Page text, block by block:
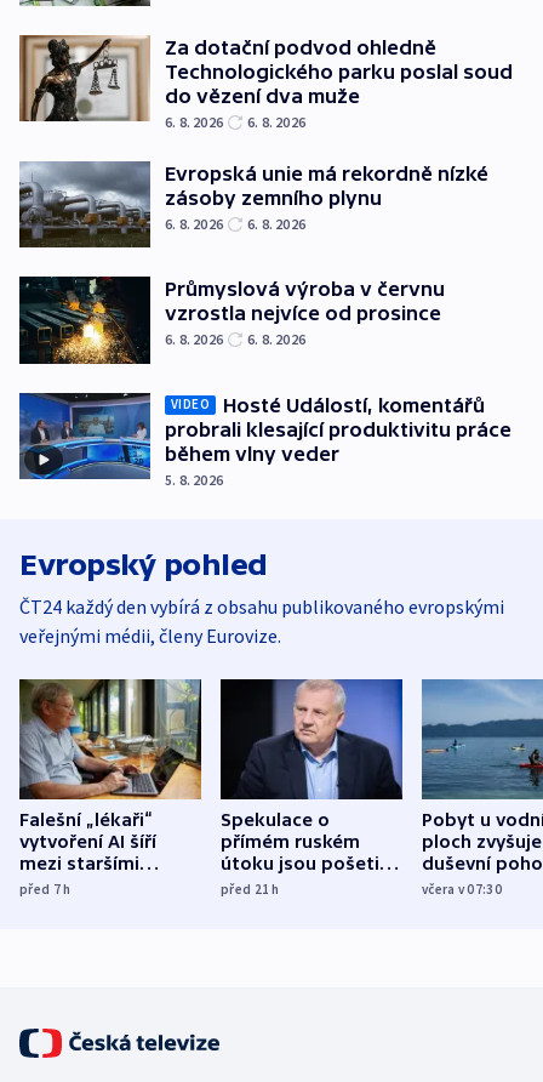
Za dotační podvod ohledně
Technologického parku poslal soud
do vězení dva muže
6. 8. 2026 6. 8. 2026
Evropská unie má rekordně nízké
zásoby zemního plynu
6. 8. 2026 6. 8. 2026
Průmyslová výroba v červnu
vzrostla nejvíce od prosince
6. 8. 2026 6. 8. 2026
VIDEO
Hosté Událostí, komentářů
probrali klesající produktivitu práce
během vlny veder
5. 8. 2026
Evropský pohled
ČT24 každý den vybírá z obsahu publikovaného evropskými
veřejnými médii, členy Eurovize.
Falešní „lékaři“
vytvoření AI šíří
mezi staršími
Poláky nebezpečné
před 7h
Spekulace o
přímém ruském
útoku jsou pošetilé,
míní estonský
před 21h
Pobyt u
ploch zvyšuje
duševní
ukázala
včera v 07:30